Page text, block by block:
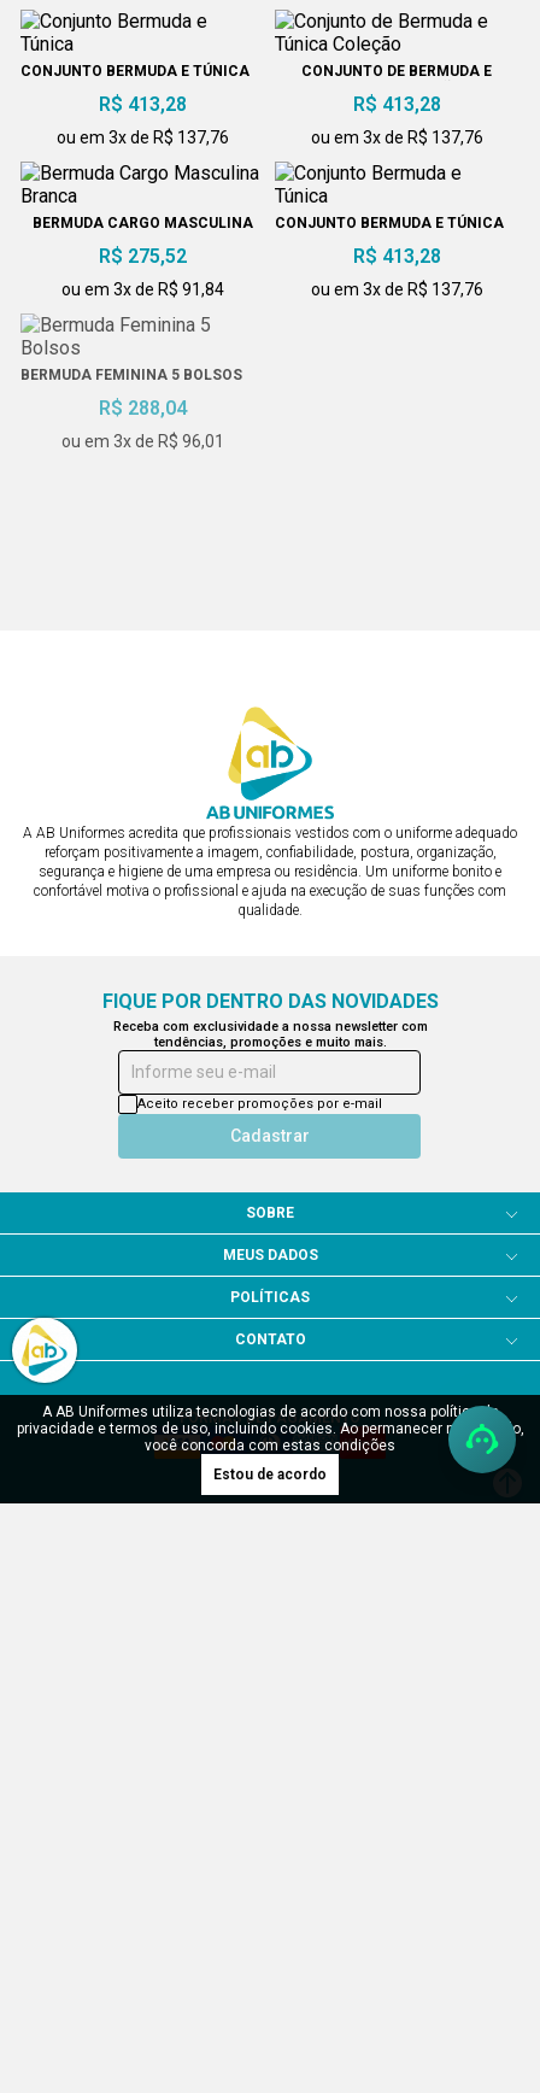
CONJUNTO BERMUDA E TÚNICA
R$ 413,28
ou em 3x de R$ 137,76
CONJUNTO DE BERMUDA E
R$ 413,28
ou em 3x de R$ 137,76
BERMUDA CARGO MASCULINA
R$ 275,52
ou em 3x de R$ 91,84
CONJUNTO BERMUDA E TÚNICA
R$ 413,28
ou em 3x de R$ 137,76
BERMUDA FEMININA 5 BOLSOS
R$ 288,04
ou em 3x de R$ 96,01
A AB Uniformes acredita que profissionais vestidos com o uniforme adequado
reforçam positivamente a imagem, confiabilidade, postura, organização,
segurança e higiene de uma empresa ou residência. Um uniforme bonito e
confortável motiva o profissional e ajuda na execução de suas funções com
qualidade.
FIQUE POR DENTRO DAS NOVIDADES
Receba com exclusividade a nossa newsletter com
tendências, promoções e muito mais.
Informe seu e-mail
Cadastrar
Aceito receber promoções por e-mail
SOBRE
MEUS DADOS
POLÍTICAS
CONTATO
FORMAS DE PAGAMENTO
A AB Uniformes utiliza tecnologias de acordo com nossa política de
privacidade e termos de uso, incluindo cookies. Ao permanecer navegando,
você concorda com estas condições
Estou de acordo